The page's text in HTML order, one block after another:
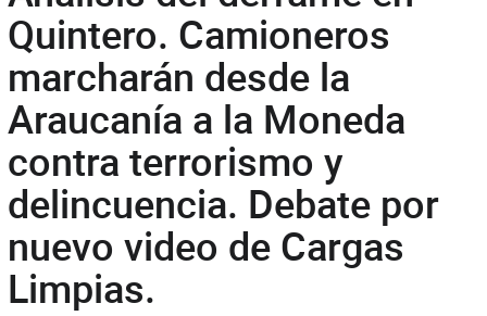
Quintero. Camioneros
marcharán desde la
Araucanía a la Moneda
contra terrorismo y
delincuencia. Debate por
nuevo video de Cargas
Limpias.